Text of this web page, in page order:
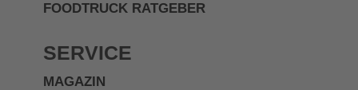
FOODTRUCK RATGEBER
SERVICE
MAGAZIN